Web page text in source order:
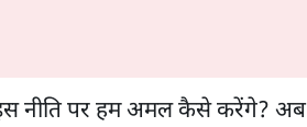
नीति पर हम अमल कैसे करेंगे? अब